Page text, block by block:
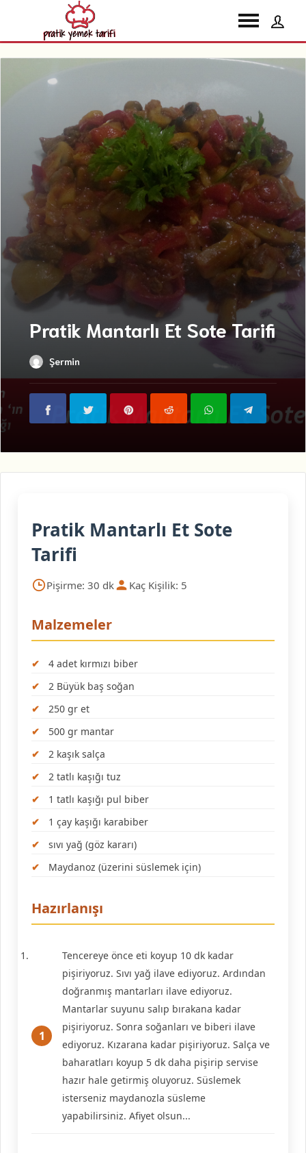
Pratik Mantarlı Et Sote Tarifi
Şermin
Pratik Mantarlı Et Sote
Tarifi
Pişirme: 30 dk Kaç Kişilik: 5
Malzemeler
4 adet kırmızı biber
2 Büyük baş soğan
250 gr et
500 gr mantar
2 kaşık salça
2 tatlı kaşığı tuz
1 tatlı kaşığı pul biber
1 çay kaşığı karabiber
sıvı yağ (göz kararı)
Maydanoz (üzerini süslemek için)
Hazırlanışı
Tencereye önce eti koyup 10 dk kadar
pişiriyoruz. Sıvı yağ ilave ediyoruz. Ardından
doğranmış mantarları ilave ediyoruz.
Mantarlar suyunu salıp bırakana kadar
pişiriyoruz. Sonra soğanları ve biberi ilave
ediyoruz. Kızarana kadar pişiriyoruz. Salça ve
baharatları koyup 5 dk daha pişirip servise
hazır hale getirmiş oluyoruz. Süslemek
isterseniz maydanozla süsleme
yapabilirsiniz. Afiyet olsun...